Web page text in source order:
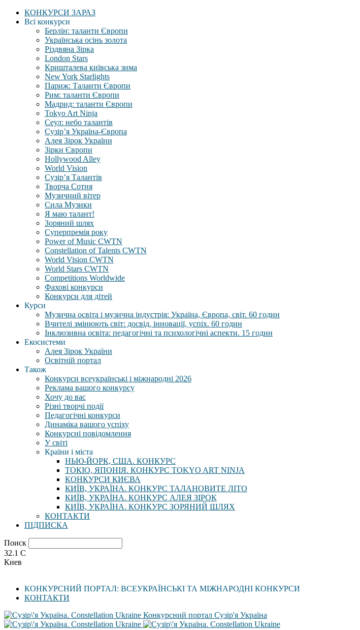
КОНКУРСИ ЗАРАЗ
Всі конкурси
Берлін: таланти Європи
Українська осінь золота
Різдвяна Зірка
London Stars
Кришталева київська зима
New York Starlights
Париж: Таланти Європи
Рим: таланти Європи
Мадрид: таланти Європи
Tokyo Art Ninja
Сеул: небо талантів
Сузір’я Україна-Європа
Алея Зірок України
Зірки Європи
Hollywood Alley
World Vision
Сузір’я Талантів
Творча Сотня
Музичний вітер
Сила Музики
Я маю талант!
Зоряний шлях
Суперпремія року
Power of Music CWTN
Constellation of Talents CWTN
World Vision CWTN
World Stars CWTN
Competitions Worldwide
Фахові конкурси
Конкурси для дітей
Курси
Музична освіта і музична індустрія: Україна, Європа, світ. 60 годин
Вчителі змінюють світ: досвід, інновації, успіх. 60 годин
Інклюзивна освіта: педагогічні та психологічні аспекти. 15 годин
Екосистеми
Алея Зірок України
Освітній портал
Також
Конкурси всеукраїнські і міжнародні 2026
Реклама вашого конкурсу
Хочу до вас
Різні творчі події
Педагогічні конкурси
Динаміка вашого успіху
Конкурсні повідомлення
У світі
Країни і міста
НЬЮ-ЙОРК, США. КОНКУРС
ТОКІО, ЯПОНІЯ. КОНКУРС TOKYO ART NINJA
КОНКУРСИ КИЄВА
КИЇВ, УКРАЇНА. КОНКУРС ТАЛАНОВИТЕ ЛІТО
КИЇВ, УКРАЇНА. КОНКУРС АЛЕЯ ЗІРОК
КИЇВ, УКРАЇНА. КОНКУРС ЗОРЯНИЙ ШЛЯХ
КОНТАКТИ
ПІДПИСКА
Поиск
32.1 C
Киев
КОНКУРСНИЙ ПОРТАЛ: ВСЕУКРАЇНСЬКІ ТА МІЖНАРОДНІ КОНКУРСИ
КОНТАКТИ
Конкурсний портал Сузір'я Україна